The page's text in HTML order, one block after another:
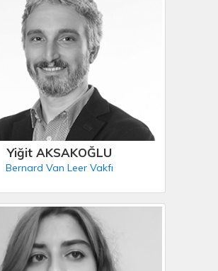
Yiğit AKSAKOĞLU
Bernard Van Leer Vakfı